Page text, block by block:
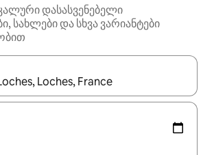
დასასვენებელი
სახლები და სხვა ვარიანტები
ხელმისაწვდომი გახდება, ნავიგაციისთვის